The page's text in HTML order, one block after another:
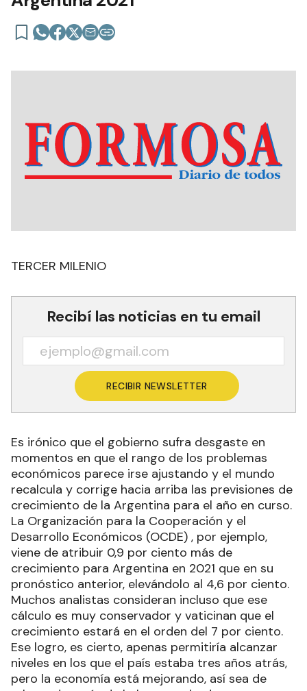
TERCER MILENIO
Recibí las noticias en tu email
RECIBIR NEWSLETTER
Es irónico que el gobierno sufra desgaste en
momentos en que el rango de los problemas
económicos parece irse ajustando y el mundo
recalcula y corrige hacia arriba las previsiones de
crecimiento de la Argentina para el año en curso.
La Organización para la Cooperación y el
Desarrollo Económicos (OCDE) , por ejemplo,
viene de atribuir 0,9 por ciento más de
crecimiento para Argentina en 2021 que en su
pronóstico anterior, elevándolo al 4,6 por ciento.
Muchos analistas consideran incluso que ese
cálculo es muy conservador y vaticinan que el
crecimiento estará en el orden del 7 por ciento.
Ese logro, es cierto, apenas permitiría alcanzar
niveles en los que el país estaba tres años atrás,
pero la economía está mejorando, así sea de